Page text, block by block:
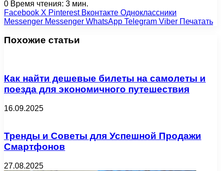
0 Время чтения: 3 мин.
Facebook X Pinterest Вконтакте Одноклассники
Messenger Messenger WhatsApp Telegram Viber Печатать
Похожие статьи
Как найти дешевые билеты на самолеты и
поезда для экономичного путешествия
16.09.2025
Тренды и Советы для Успешной Продажи
Смартфонов
27.08.2025